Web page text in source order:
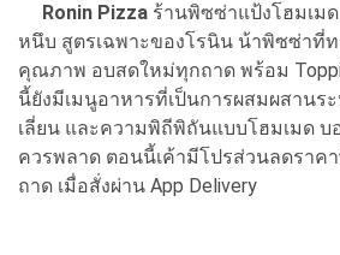
Ronin Pizza ร้านพิซซ่าแป้งโฮมเม
หนึบ สูตรเฉพาะของโรนิน น้าพิซซ่าที่
คุณภาพ อบสดใหม่ทุกถาด พร้อม
นี้ยังมีเมนูอาหารที่เป็นการผสมผสานร
เลี่ยน และความพิถีพิถันแบบโฮมเมด บ
ควรพลาด ตอนนี้เค้ามีโปรส่วนลดราค
ถาด เมื่อสั่งผ่าน App Delivery